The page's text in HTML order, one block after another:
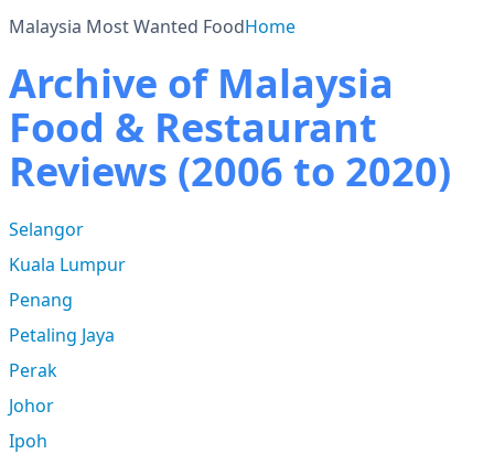
Malaysia Most Wanted FoodHome
Archive of Malaysia
Food & Restaurant
Reviews (2006 to 2020)
Selangor
Kuala Lumpur
Penang
Petaling Jaya
Perak
Johor
Ipoh